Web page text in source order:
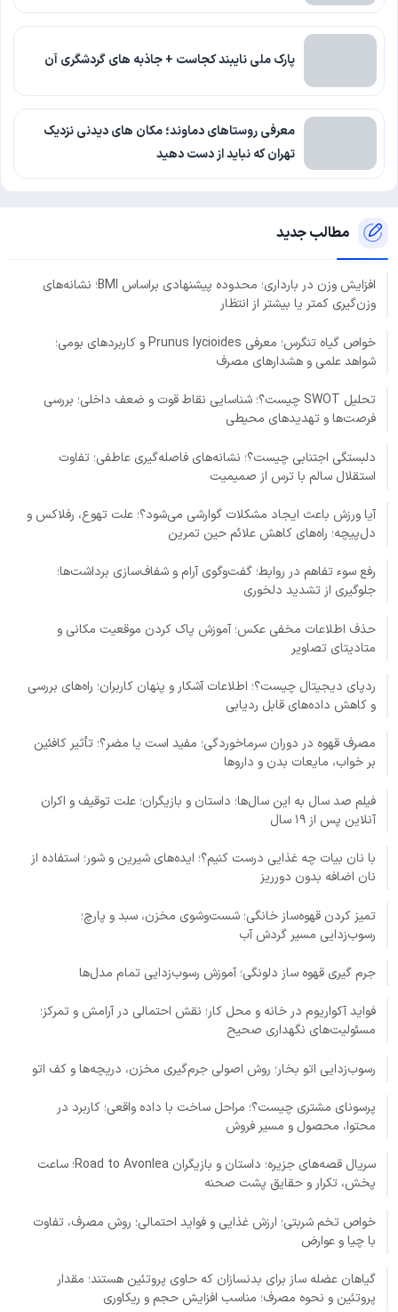
پارک ملی نایبند کجاست + جاذبه های گردشگری آن
معرفی روستاهای دماوند؛ مکان های دیدنی نزدیک
تهران که نباید از دست دهید
مطالب جدید
افزایش وزن در بارداری؛ محدوده پیشنهادی براساس BMI؛ نشانه‌های
وزن‌گیری کمتر یا بیشتر از انتظار
خواص گیاه تنگرس؛ معرفی Prunus lycioides و کاربردهای بومی؛
شواهد علمی و هشدارهای مصرف
تحلیل SWOT چیست؟؛ شناسایی نقاط قوت و ضعف داخلی؛ بررسی
فرصت‌ها و تهدیدهای محیطی
دلبستگی اجتنابی چیست؟؛ نشانه‌های فاصله‌گیری عاطفی؛ تفاوت
استقلال سالم با ترس از صمیمیت
آیا ورزش باعث ایجاد مشکلات گوارشی می‌شود؟؛ علت تهوع، رفلاکس و
دل‌پیچه؛ راه‌های کاهش علائم حین تمرین
رفع سوء تفاهم در روابط؛ گفت‌وگوی آرام و شفاف‌سازی برداشت‌ها؛
جلوگیری از تشدید دلخوری
حذف اطلاعات مخفی عکس؛ آموزش پاک کردن موقعیت مکانی و
متادیتای تصاویر
ردپای دیجیتال چیست؟؛ اطلاعات آشکار و پنهان کاربران؛ راه‌های بررسی
و کاهش داده‌های قابل ردیابی
مصرف قهوه در دوران سرماخوردگی؛ مفید است یا مضر؟؛ تأثیر کافئین
بر خواب، مایعات بدن و داروها
فیلم صد سال به این سال‌ها؛ داستان و بازیگران؛ علت توقیف و اکران
آنلاین پس از ۱۹ سال
با نان بیات چه غذایی درست کنیم؟؛ ایده‌های شیرین و شور؛ استفاده از
نان اضافه بدون دورریز
تمیز کردن قهوه‌ساز خانگی؛ شست‌وشوی مخزن، سبد و پارچ؛
رسوب‌زدایی مسیر گردش آب
جرم گیری قهوه ساز دلونگی؛ آموزش رسوب‌زدایی تمام مدل‌ها
فواید آکواریوم در خانه و محل کار؛ نقش احتمالی در آرامش و تمرکز؛
مسئولیت‌های نگهداری صحیح
رسوب‌زدایی اتو بخار؛ روش اصولی جرم‌گیری مخزن، دریچه‌ها و کف اتو
پرسونای مشتری چیست؟؛ مراحل ساخت با داده واقعی؛ کاربرد در
محتوا، محصول و مسیر فروش
سریال قصه‌های جزیره؛ داستان و بازیگران Road to Avonlea؛ ساعت
پخش، تکرار و حقایق پشت صحنه
خواص تخم شربتی؛ ارزش غذایی و فواید احتمالی؛ روش مصرف، تفاوت
با چیا و عوارض
گیاهان عضله ساز برای بدنسازان که حاوی پروتئین هستند؛ مقدار
پروتئین و نحوه مصرف؛ مناسب افزایش حجم و ریکاوری